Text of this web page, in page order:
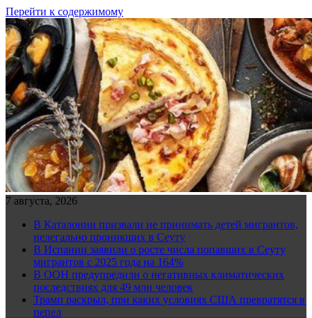
Перейти к содержимому
7 августа, 2026
В Каталонии призвали не принимать детей мигрантов,
нелегально проникших в Сеуту
В Испании заявили о росте числа попавших в Сеуту
мигрантов с 2025 года на 164%
В ООН предупредили о негативных климатических
последствиях для 49 млн человек
Трамп раскрыл, при каких условиях США превратятся в
пепел